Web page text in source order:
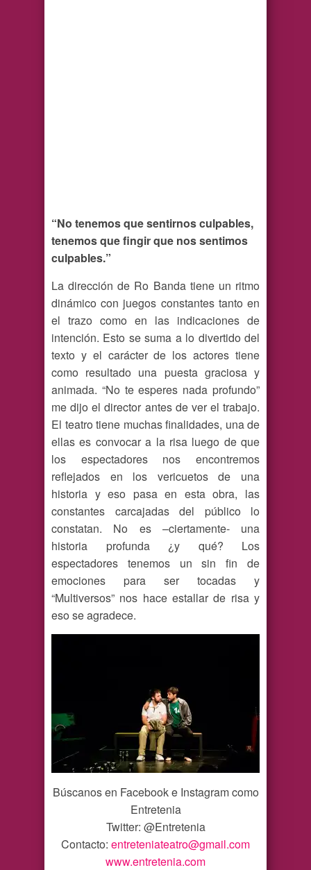
“No tenemos que sentirnos culpables,
tenemos que fingir que nos sentimos
culpables.”
La dirección de Ro Banda tiene un ritmo
dinámico con juegos constantes tanto en
el trazo como en las indicaciones de
intención. Esto se suma a lo divertido del
texto y el carácter de los actores tiene
como resultado una puesta graciosa y
animada. “No te esperes nada profundo”
me dijo el director antes de ver el trabajo.
El teatro tiene muchas finalidades, una de
ellas es convocar a la risa luego de que
los espectadores nos encontremos
reflejados en los vericuetos de una
historia y eso pasa en esta obra, las
constantes carcajadas del público lo
constatan. No es –ciertamente- una
historia profunda ¿y qué? Los
espectadores tenemos un sin fin de
emociones para ser tocadas y
“Multiversos” nos hace estallar de risa y
eso se agradece.
Búscanos en Facebook e Instagram como
Entretenia
Twitter: @Entretenia
Contacto: entreteniateatro@gmail.com
www.entretenia.com